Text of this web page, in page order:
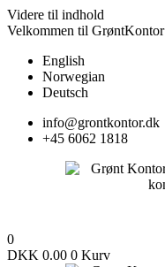
Videre til indhold
Velkommen til GrøntKontor
English
Norwegian
Deutsch
info@grontkontor.dk
+45 6062 1818
0
DKK 0.00 0 Kurv